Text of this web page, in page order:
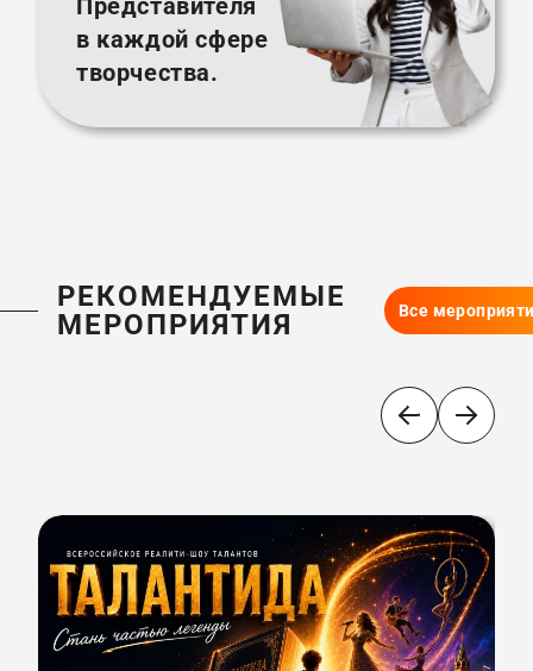
Представителя
в каждой сфере
творчества.
РЕКОМЕНДУЕМЫЕ
МЕРОПРИЯТИЯ
Все